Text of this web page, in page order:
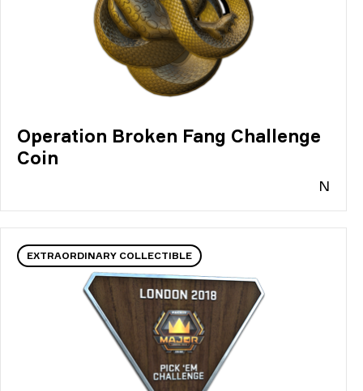
Operation Broken Fang Challenge
Coin
N
EXTRAORDINARY COLLECTIBLE